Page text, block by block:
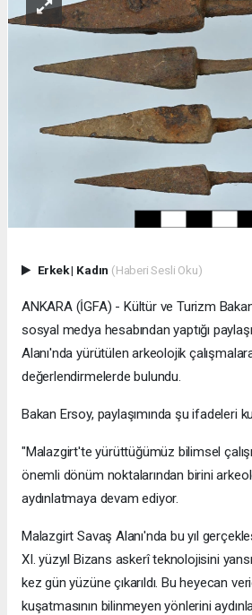
Erkek| Kadın (Haberi Sesli Oku)
ANKARA (İGFA) - Kültür ve Turizm
sosyal medya hesabından yaptığı
Alanı'nda yürütülen arkeolojik
değerlendirmelerde bulundu.
Bakan Ersoy, paylaşımında şu ifadeleri
"Malazgirt'te yürüttüğümüz bilimsel
önemli dönüm noktalarından birini
aydınlatmaya devam ediyor.
Malazgirt Savaş Alanı'nda bu yıl
XI. yüzyıl Bizans askerî teknolojisini
kez gün yüzüne çıkarıldı. Bu heyecan
kuşatmasının bilinmeyen yönlerini